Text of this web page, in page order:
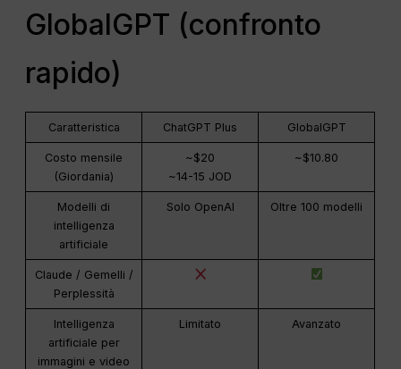
GlobalGPT (confronto
rapido)
Caratteristica ChatGPT Plus GlobalGPT
Costo mensile
(Giordania)
~$20
~14-15 JOD
~$10.80
Modelli di
intelligenza
artificiale
Solo OpenAI Oltre 100 modelli
Claude / Gemelli /
Perplessità
Intelligenza
artificiale per
immagini e video
Limitato Avanzato